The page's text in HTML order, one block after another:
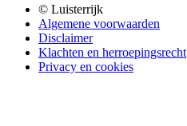
© Luisterrijk
Algemene voorwaarden
Disclaimer
Klachten en herroepingsrecht
Privacy en cookies